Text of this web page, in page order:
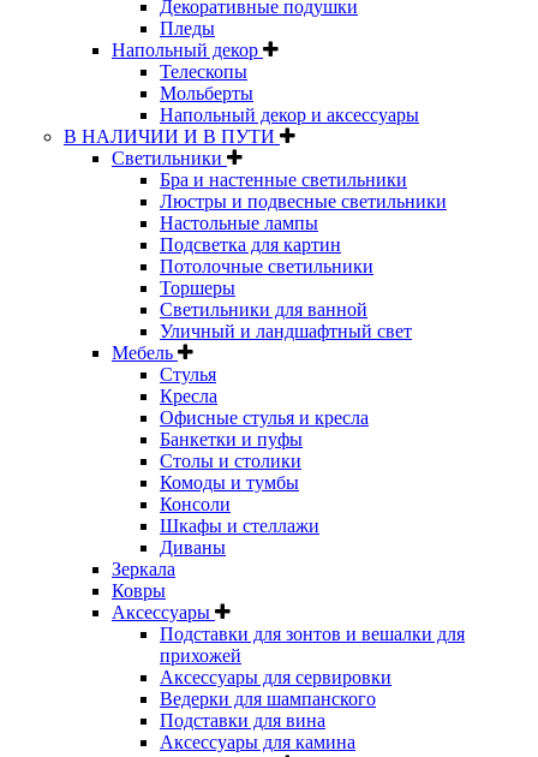
Декоративные подушки
Пледы
Напольный декор
Телескопы
Мольберты
Напольный декор и аксессуары
В НАЛИЧИИ И В ПУТИ
Светильники
Бра и настенные светильники
Люстры и подвесные светильники
Настольные лампы
Подсветка для картин
Потолочные светильники
Торшеры
Светильники для ванной
Уличный и ландшафтный свет
Мебель
Стулья
Кресла
Офисные стулья и кресла
Банкетки и пуфы
Столы и столики
Комоды и тумбы
Консоли
Шкафы и стеллажи
Диваны
Зеркала
Ковры
Аксессуары
Подставки для зонтов и вешалки для
прихожей
Аксессуары для сервировки
Ведерки для шампанского
Подставки для вина
Аксессуары для камина